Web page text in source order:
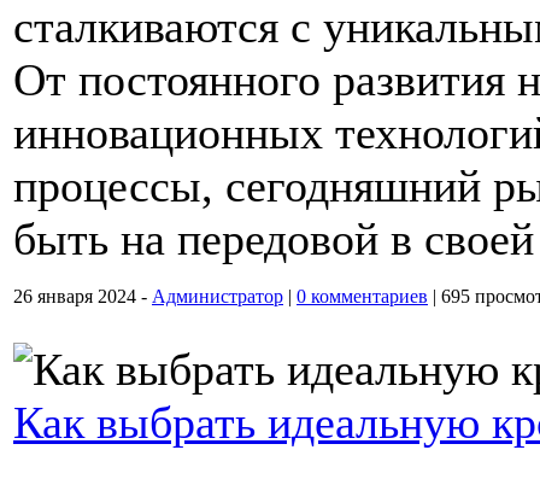
сталкиваются с
От постоянного развития
инновационных
процессы, сегодняшний
быть на передовой в
26 января 2024 - Администратор | 0 комментариев | 695
Как выбрать идеальную